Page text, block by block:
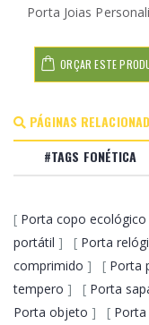
Porta Joias
ORÇAR ESTE
PÁGINAS
#TAGS FONÉTICA
[ Porta copo ecológico
portátil ] [ Porta
comprimido ] [ Porta
tempero ] [ Porta
Porta objeto ] [